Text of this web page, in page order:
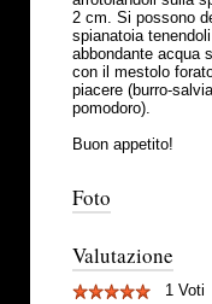
2 cm. Si possono
spianatoia
abbondante acqua
con il mestolo
piacere (burro-
pomodoro).
Buon appetito!
Foto
Valutazione
1 Voti